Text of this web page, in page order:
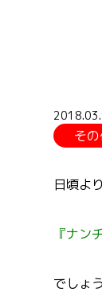
そ
日頃よ
『ナン
でしょ